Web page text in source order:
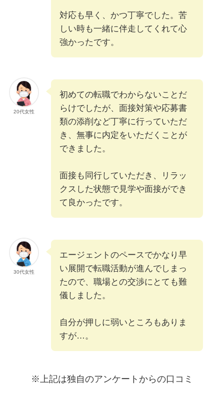
対応も早く、かつ丁寧でした。苦
しい時も一緒に伴走してくれて心
強かったです。
20代女性
初めての転職でわからないことだ
らけでしたが、面接対策や応募書
類の添削など丁寧に行っていただ
き、無事に内定をいただくことが
できました。
面接も同行していただき、リラッ
クスした状態で見学や面接ができ
て良かったです。
30代女性
エージェントのペースでかなり早
い展開で転職活動が進んでしまっ
たので、職場との交渉にとても難
儀しました。
自分が押しに弱いところもありま
すが…。
※上記は独自のアンケートからの口コミ